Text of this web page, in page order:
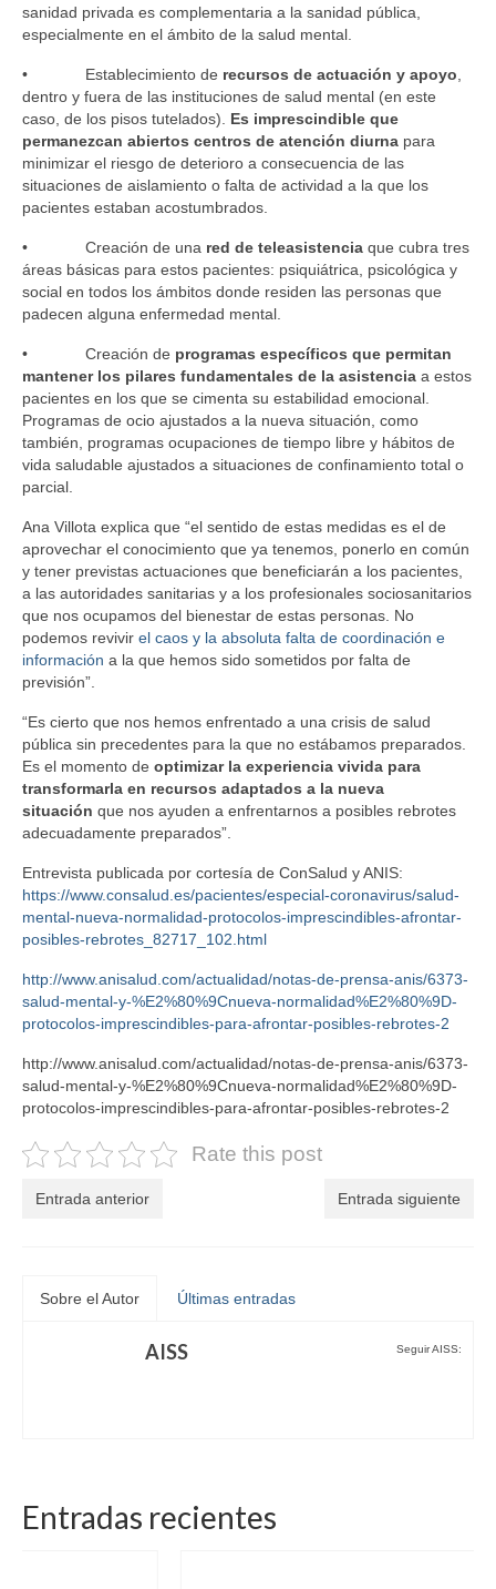
sanidad privada es complementaria a la sanidad pública,
especialmente en el ámbito de la salud mental.
• Establecimiento de recursos de actuación y apoyo
dentro y fuera de las instituciones de salud mental (en este
caso, de los pisos tutelados).
Es imprescindible que
permanezcan abiertos centros de atención diurna para
minimizar el riesgo de deterioro a consecuencia de las
situaciones de aislamiento o falta de actividad a la que los
pacientes estaban acostumbrados.
• Creación de una red de teleasistencia que cubra tres
áreas básicas para estos pacientes: psiquiátrica, psicológica y
social en todos los ámbitos donde residen las personas que
padecen alguna enfermedad mental.
• Creación de programas específicos que permitan
mantener los pilares fundamentales de la asistencia a estos
pacientes en los que se cimenta su estabilidad emocional.
Programas de ocio ajustados a la nueva situación, como
también, programas ocupaciones de tiempo libre y hábitos de
vida saludable ajustados a situaciones de confinamiento total o
parcial.
Ana Villota explica que “el sentido de estas medidas es el de
aprovechar el conocimiento que ya tenemos, ponerlo en común
y tener previstas actuaciones que beneficiarán a los pacientes,
a las autoridades sanitarias y a los profesionales sociosanitarios
que nos ocupamos del bienestar de estas personas. No
podemos revivir el caos y la absoluta falta de coordinación e
información a la que hemos sido sometidos por falta de
previsión”.
“Es cierto que nos hemos enfrentado a una crisis de salud
pública sin precedentes para la que no estábamos preparados.
Es el momento de optimizar la experiencia vivida para
transformarla en recursos adaptados a la nueva
situación que nos ayuden a enfrentarnos a posibles rebrotes
adecuadamente preparados”.
Entrevista publicada por cortesía de ConSalud y ANIS:
https://www.consalud.es/pacientes/especial-coronavirus/salud-
mental-nueva-normalidad-protocolos-imprescindibles-afrontar-
posibles-rebrotes_82717_102.html
http://www.anisalud.com/actualidad/notas-de-prensa-anis/6373-
salud-mental-y-%E2%80%9Cnueva-normalidad%E2%80%9D-
protocolos-imprescindibles-para-afrontar-posibles-rebrotes-2
http://www.anisalud.com/actualidad/notas-de-prensa-anis/6373-
salud-mental-y-%E2%80%9Cnueva-normalidad%E2%80%9D-
protocolos-imprescindibles-para-afrontar-posibles-rebrotes-2
Rate this post
Entrada anterior Entrada siguiente
Sobre el Autor Últimas entradas
Seguir AISS:
AISS
Entradas recientes